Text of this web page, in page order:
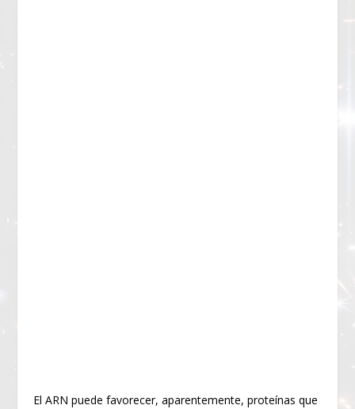
El ARN puede favorecer, aparentemente, proteínas que